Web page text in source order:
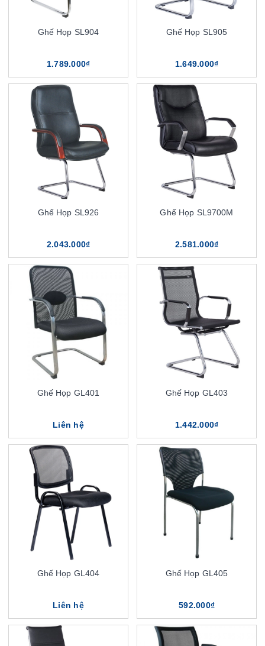
Ghế Họp SL904
1.789.000₫
Ghế Họp SL905
1.649.000₫
Ghế Họp SL926
2.043.000₫
Ghế Họp SL9700M
2.581.000₫
Ghế Họp GL401
Liên hệ
Ghế Họp GL403
1.442.000₫
Ghế Họp GL404
Liên hệ
Ghế Họp GL405
592.000₫